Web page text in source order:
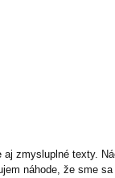
zmysluplné texty.
náhode, že sme sa